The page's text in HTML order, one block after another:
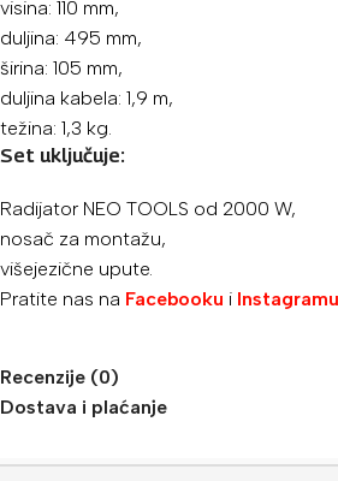
visina: 110 mm,
duljina: 495 mm,
širina: 105 mm,
duljina kabela: 1,9 m,
težina: 1,3 kg.
Set uključuje:
Radijator NEO TOOLS od 2000 W,
nosač za montažu,
višejezične upute.
Pratite nas na Facebooku i Instagramu
Recenzije (0)
Dostava i plaćanje